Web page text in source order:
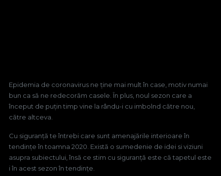
Epidemia de coronavirus ne ține mai mult în case, motiv numai
bun ca să ne redecorăm casele. În plus, noul sezon care a
început de puțin timp vine la rându-i cu imbolnd către nou,
către altceva.
Cu siguranță te întrebi care sunt amenajările interioare în
tendințe în toamna 2020. Există o sumedenie de idei si viziuni
asupra subiectului, însă ce stim cu siguranță este că tapetul este
i în acest sezon în tendințe.